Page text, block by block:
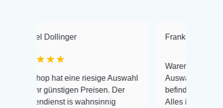
hat eine riesige Auswahl
Preisen. Der
is wahnsinnig
Frank Hackmayer
Warenanlieferung Top und
Auswahl plus
befinden der Fische
Alles ist quick lebendig und